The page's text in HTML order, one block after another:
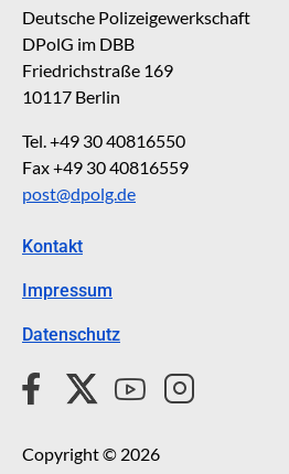
Deutsche Polizeigewerkschaft
DPolG im DBB
Friedrichstraße 169
10117 Berlin
Tel. +49 30 40816550
Fax +49 30 40816559
post@dpolg.de
Kontakt
Impressum
Datenschutz
Copyright © 2026